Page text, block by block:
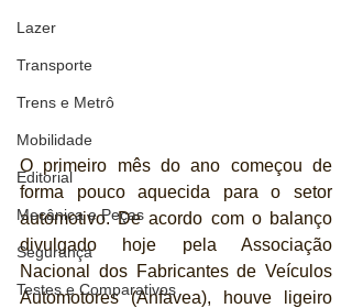
Lazer
Transporte
Trens e Metrô
Mobilidade
Editorial
Mecânica e Peças
Segurança
Testes e Comparativos
O primeiro mês do ano começou de
forma pouco aquecida para o setor
automotivo. De acordo com o balanço
divulgado hoje pela Associação
Nacional dos Fabricantes de Veículos
Automotores (Anfavea), houve ligeiro